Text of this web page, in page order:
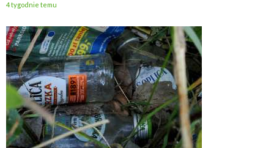
4 tygodnie temu